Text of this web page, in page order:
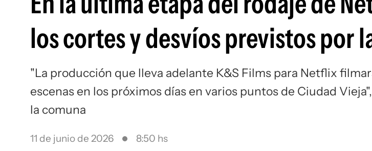
los cortes y desvíos previstos por
"La producción que lleva adelante K&S Films para Netflix
escenas en los próximos días en varios puntos de Ciudad
la comuna
11 de junio de 2026 8:50 hs